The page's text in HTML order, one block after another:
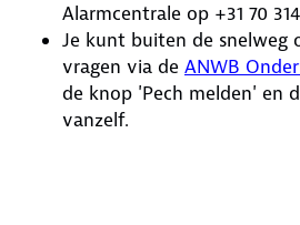
Alarmcentrale op +31 70 314
Je kunt buiten de snelweg
vragen via de ANWB
de knop 'Pech melden' en
vanzelf.